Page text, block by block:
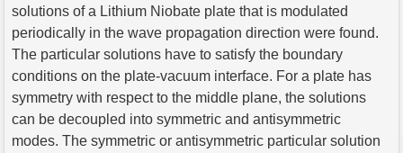
solutions of a Lithium Niobate plate that is modulated
periodically in the wave propagation direction were found.
The particular solutions have to satisfy the boundary
conditions on the plate-vacuum interface. For a plate has
symmetry with respect to the middle plane, the solutions
can be decoupled into symmetric and antisymmetric
modes. The symmetric or antisymmetric particular solution